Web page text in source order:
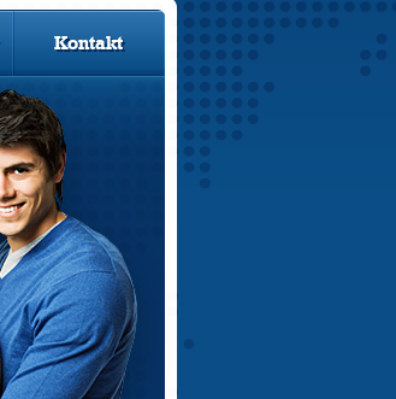
Kontakt